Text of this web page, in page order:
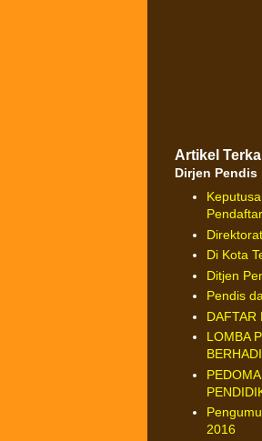
Artikel
Dirjen Pendis
Di Kota
Ditjen
Pendis
DAFTAR
LOMBA
2016